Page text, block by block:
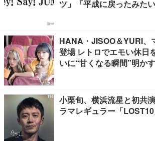
ツ」「平成に戻ったみたい
HANA・JISOO＆YURI、
登場 レトロでエモい休日
いに“甘くなる瞬間”明かす
小栗旬、横浜流星と初共
ラマレギュラー「